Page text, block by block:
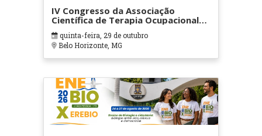
IV Congresso da Associação
Científica de Terapia Ocupacional
em Contextos Hospitalares e
Cuidados Paliativos - ATOHOSP
quinta-feira, 29 de outubro
Belo Horizonte, MG